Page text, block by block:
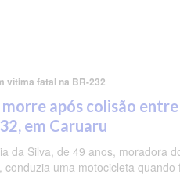
vítima fatal na BR-232
após colisão
em Caruaru
da Silva, de 49 anos, moradora
conduzia uma motocicleta quando